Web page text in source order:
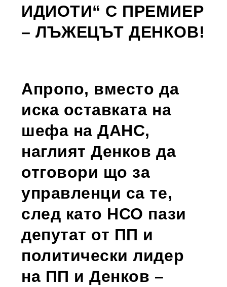
ИДИОТИ“ С ПРЕМИЕР
– ЛЪЖЕЦЪТ ДЕНКОВ!
Апропо, вместо да
иска оставката на
шефа на ДАНС,
наглият Денков да
отговори що за
управленци са те,
след като НСО пази
депутат от ПП и
политически лидер
на ПП и Денков –